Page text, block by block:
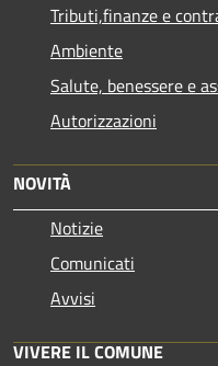
Tributi,finanze e
Ambiente
Salute, benessere e
Autorizzazioni
NOVITÀ
Notizie
Comunicati
Avvisi
VIVERE IL COMUNE